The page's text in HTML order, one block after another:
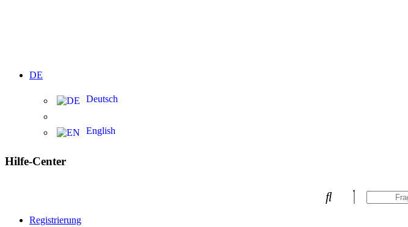
DE
Deutsch
English
Hilfe-Center
Registrierung